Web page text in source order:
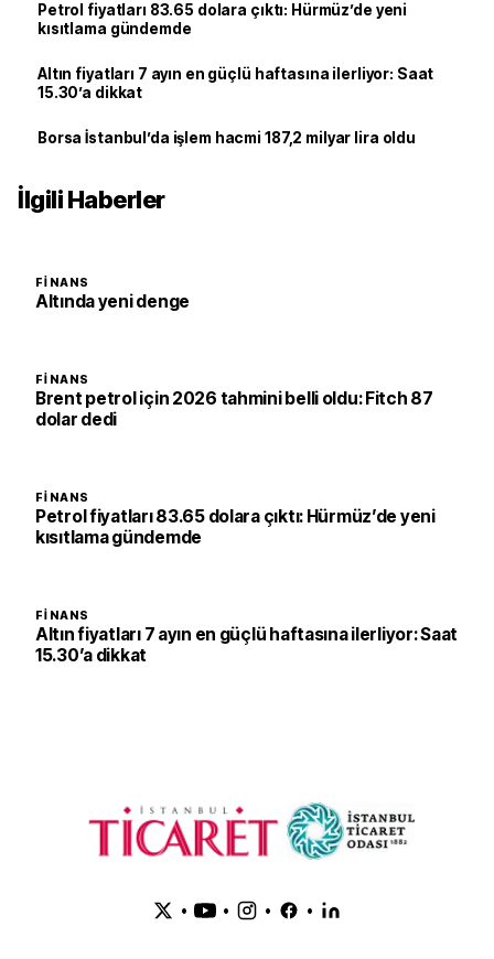
Petrol fiyatları 83.65 dolara çıktı: Hürmüz’de yeni
kısıtlama gündemde
Altın fiyatları 7 ayın en güçlü haftasına ilerliyor: Saat
15.30’a dikkat
Borsa İstanbul’da işlem hacmi 187,2 milyar lira oldu
İlgili Haberler
FINANS
Altında yeni denge
FINANS
Brent petrol için 2026 tahmini belli oldu: Fitch 87
dolar dedi
FINANS
Petrol fiyatları 83.65 dolara çıktı: Hürmüz’de yeni
kısıtlama gündemde
FINANS
Altın fiyatları 7 ayın en güçlü haftasına ilerliyor: Saat
15.30’a dikkat
• • • •